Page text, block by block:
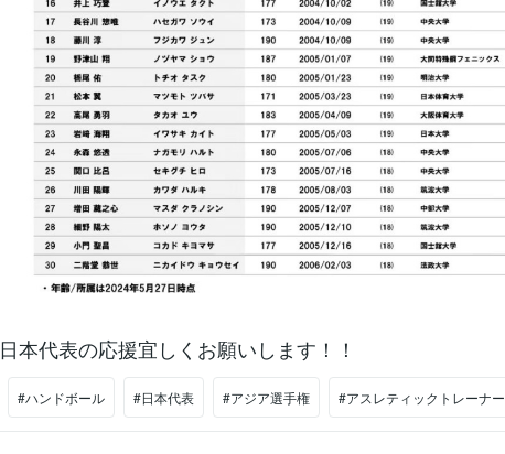
日本代表の応援宜しくお願いします！！
#ハンドボール #日本代表 #アジア選手権 #アスレティックトレーナー